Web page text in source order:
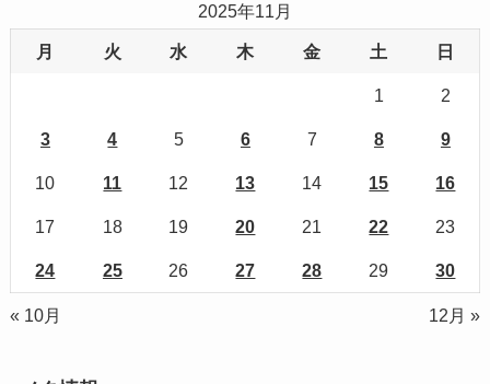
2025年11月
月 火 水 木 金 土 日
1 2
3 4 5 6 7 8 9
10 11 12 13 14 15 16
17 18 19 20 21 22 23
24 25 26 27 28 29 30
« 10月 12月 »